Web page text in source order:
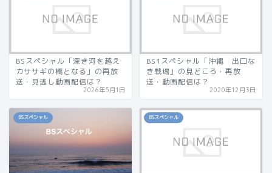
BSスペシャル「深き河を越え
カササギの橋となる」の再放
送・見逃し動画配信は？
2026年5月1日
BS1スペシャル「沖縄 出口な
き戦場」の見どころ・再放
送・動画配信は？
2020年12月3日
BSスペシャル BSスペシャル